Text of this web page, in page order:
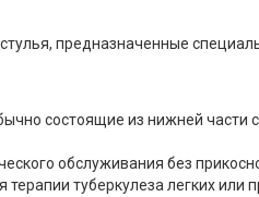
предназначенные
состоящие из нижней части
обслуживания без
туберкулеза легких или